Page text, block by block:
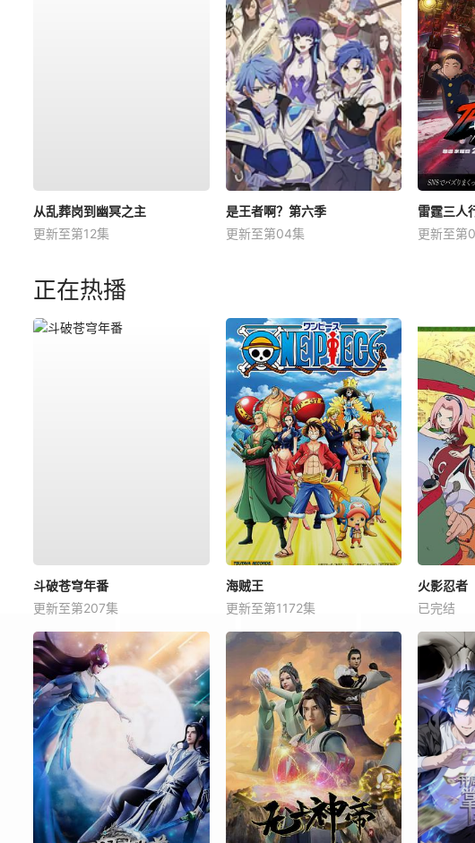
从乱葬岗到幽冥之主
更新至第12集
是王者啊？第六季
更新至第04集
雷霆三人
更新至第
正在热播
斗破苍穹年番
更新至第207集
海贼王
更新至第1172集
火影忍者
已完结